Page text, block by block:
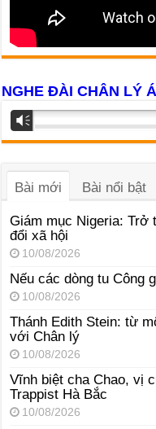
NGHE ĐÀI CHÂN LÝ
Trình
phát
Vm
Bài mới Bài nổi bật
Giám mục Nigeria: Trở
đổi xã hội
10/08/2026
Nếu các dòng tu Công
10/08/2026
Thánh Edith Stein: từ
với Chân lý
10/08/2026
Vĩnh biệt cha Chao, vị
Trappist Hà Bắc
10/08/2026